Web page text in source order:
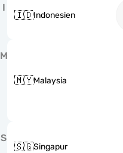
I
🇮🇩Indonesien
M
🇲🇾Malaysia
S
🇸🇬Singapur